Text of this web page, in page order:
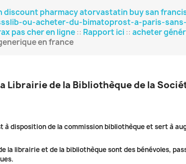
discount pharmacy atorvastatin buy san
ou-acheter-du-bimatoprost-a-paris-
pas cher en ligne:: Rapport ici:: acheter
en france
Librairie de la Bibliothèque de la
à disposition de la commission bibliothèque et sert à
la librairie et de la bibliothèque sont des bénévoles,